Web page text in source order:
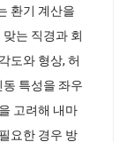
환기 계산을
는 직경과 회
도와 형상, 허
특성을 좌우
고려해 내마
요한 경우 방